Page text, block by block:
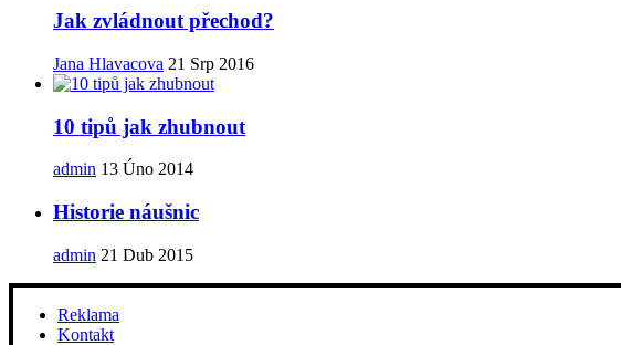
Jak zvládnout přechod?
Jana Hlavacova 21 Srp 2016
10 tipů jak zhubnout
admin 13 Úno 2014
Historie náušnic
admin 21 Dub 2015
Reklama
Kontakt